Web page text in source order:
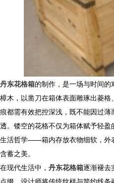
丹东花格箱的制作，是一场与时间
樟木，以凿刀在箱体表面雕琢出菱
痕都需有效把控深浅，既不能因过
透。镂空的花格不仅为箱体赋予轻盈
生活哲学——箱内存放衣物细软，外
含蓄之美。
在现代生活中， 丹东花格箱逐渐褪去
点缀。设计师将传统纹样与简约线